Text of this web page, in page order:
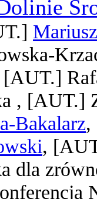
[AUT.]
, [AUT.]
Bakalarz,
,
dla